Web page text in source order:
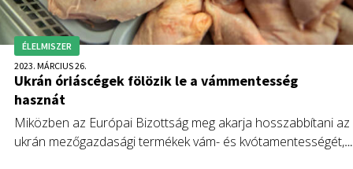
ÉLELMISZER
2023. MÁRCIUS 26.
Ukrán óriáscégek fölözik le a vámmentesség
hasznát
Miközben az Európai Bizottság meg akarja hosszabbítani az
ukrán mezőgazdasági termékek vám- és kvótamentességét,